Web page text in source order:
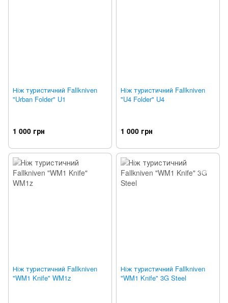
Ніж туристичний Fallkniven
"Urban Folder" U1
1 000 грн
Ніж туристичний Fallkniven
"U4 Folder" U4
1 000 грн
Ніж туристичний Fallkniven
"WM1 Knife" WM1z
Ніж туристичний Fallkniven
"WM1 Knife" 3G Steel